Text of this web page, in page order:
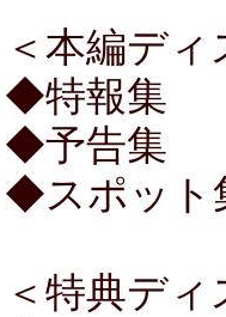
＜本編ディ
◆特報集
◆予告集
◆スポット
＜特典ディ